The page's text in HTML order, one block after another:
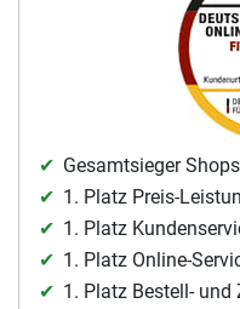
Gesamtsieger
1. Platz Preis-
1. Platz
1. Platz Online-
1. Platz Bestell-